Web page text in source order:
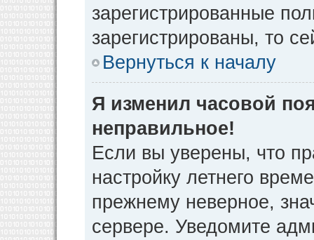
зарегистрированные
зарегистрированы, то
Вернуться к началу
Я изменил часовой
неправильное!
Если вы уверены, что
настройку летнего
прежнему неверное,
сервере. Уведомите